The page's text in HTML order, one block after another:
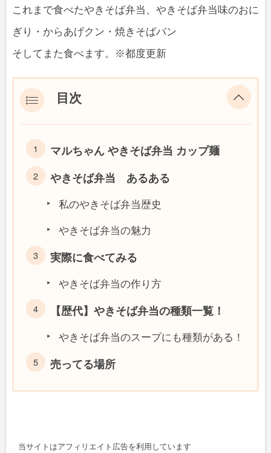
これまで食べたやきそば弁当、やきそば弁当味のおに
ぎり・からあげクン・焼きそばパン
そしてまた食べます。※都度更新
目次
マルちゃん やきそば弁当 カップ麺
やきそば弁当 あるある
私のやきそば弁当歴史
やきそば弁当の魅力
実際に食べてみる
やきそば弁当の作り方
【歴代】やきそば弁当の種類一覧！
やきそば弁当のスープにも種類がある！
売ってる場所
当サイトはアフィリエイト広告を利用しています